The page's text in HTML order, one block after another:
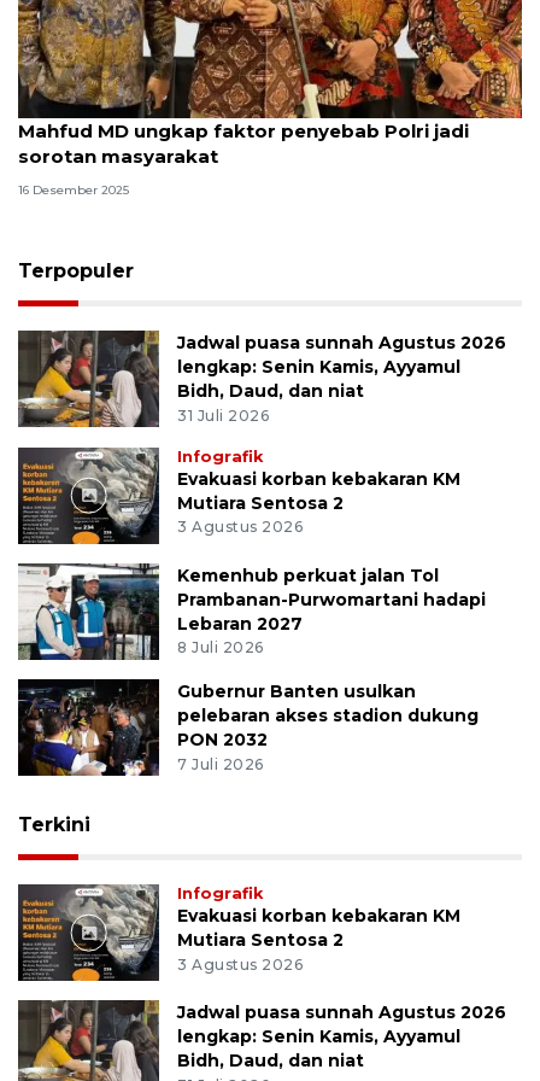
Mahfud MD ungkap faktor penyebab Polri jadi
sorotan masyarakat
16 Desember 2025
Terpopuler
Jadwal puasa sunnah Agustus 2026
lengkap: Senin Kamis, Ayyamul
Bidh, Daud, dan niat
31 Juli 2026
Infografik
Evakuasi korban kebakaran KM
Mutiara Sentosa 2
3 Agustus 2026
Kemenhub perkuat jalan Tol
Prambanan-Purwomartani hadapi
Lebaran 2027
8 Juli 2026
Gubernur Banten usulkan
pelebaran akses stadion dukung
PON 2032
7 Juli 2026
Terkini
Infografik
Evakuasi korban kebakaran KM
Mutiara Sentosa 2
3 Agustus 2026
Jadwal puasa sunnah Agustus 2026
lengkap: Senin Kamis, Ayyamul
Bidh, Daud, dan niat